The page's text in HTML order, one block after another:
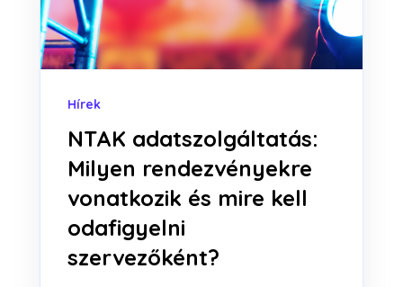
Hírek
NTAK adatszolgáltatás:
Milyen rendezvényekre
vonatkozik és mire kell
odafigyelni
szervezőként?